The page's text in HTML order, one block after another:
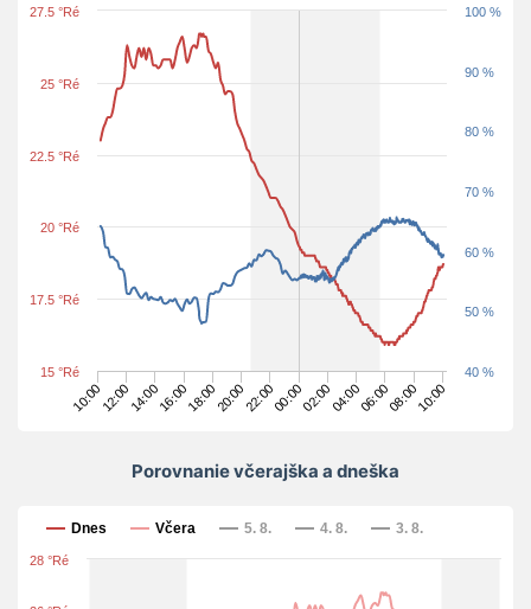
10:0012:0014:0016:0018:0020:0022:0000:0002:0004:0006:0008:0010:00
15 °Ré
17.5 °Ré
20 °Ré
22.5 °Ré
25 °Ré
27.5 °Ré
40 %
50 %
60 %
70 %
80 %
90 %
100 %
Porovnanie včerajška a dneška
Porovnanie včerajška a dneška
Dnes Včera 5. 8. 4. 8. 3. 8.
28 °Ré